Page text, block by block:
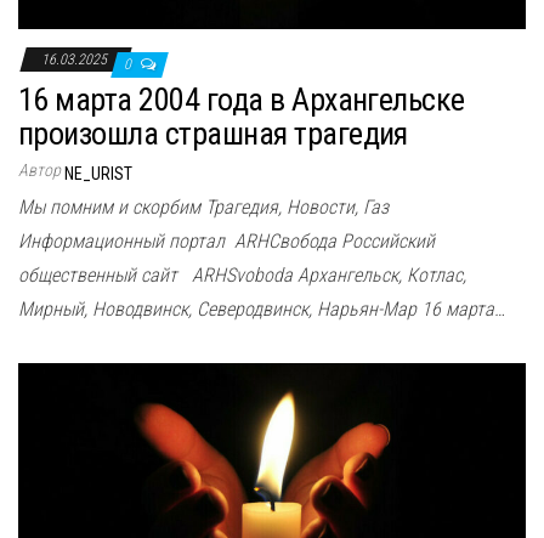
16.03.2025 0
16 марта 2004 года в Архангельске
произошла страшная трагедия
Автор NE_URIST
Мы помним и скорбим Трагедия, Новости, Газ
Информационный портал ARHСвобода Российский
общественный сайт ARHSvoboda Архангельск, Котлас,
Мирный, Новодвинск, Северодвинск, Нарьян-Мар 16 марта…